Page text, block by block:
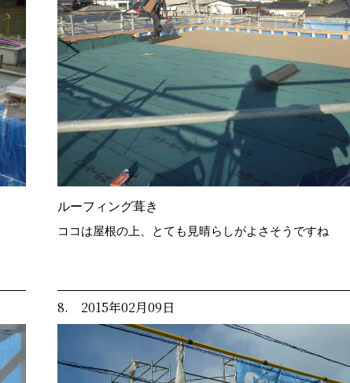
ルーフィング葺き
ココは屋根の上、とても見晴らしがよさそうですね
8. 2015年02月09日